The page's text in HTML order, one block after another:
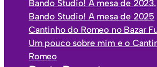
o
i
a
s
Bando Studio! A mesa de 2023.
Bando Studio! A mesa de 2025
Cantinho do Romeo no Bazar
Um pouco sobre mim e o
Romeo